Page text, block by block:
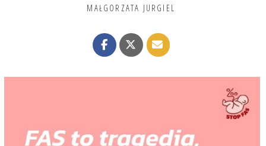
MAŁGORZATA JURGIEL